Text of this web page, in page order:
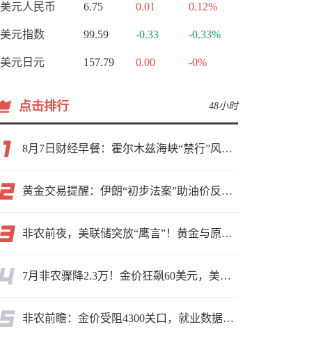
美元人民币 6.75 0.01 0.12%
美元指数 99.59 -0.33 -0.33%
美元日元 157.79 0.00 -0%
点击排行 48小时
8月7日财经早餐：霍尔木兹海峡“禁行”风波再起，油价急涨金价承压，非农夜市场博弈加剧
黄金交易提醒：伊朗“初步法案”助油价反弹逾3%，金价小幅承压，非农重磅来袭！
非农前夜，美联储突放“鹰言”！黄金与原油为何联手反攻？
7月非农骤降2.3万！金价狂飙60美元，美联储9月加息预期瞬间崩塌
非农前瞻：金价受阻4300关口，就业数据是“火上浇油”还是“釜底抽薪”？